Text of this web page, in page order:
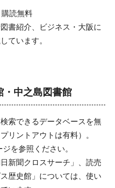
読無料
書紹介、ビジネス・大阪に
ています。
・中之島図書館
索できるデータベースを無
リントアウトは有料）。
を参照ください。
新聞クロスサーチ」、読売
歴史館」については、使い